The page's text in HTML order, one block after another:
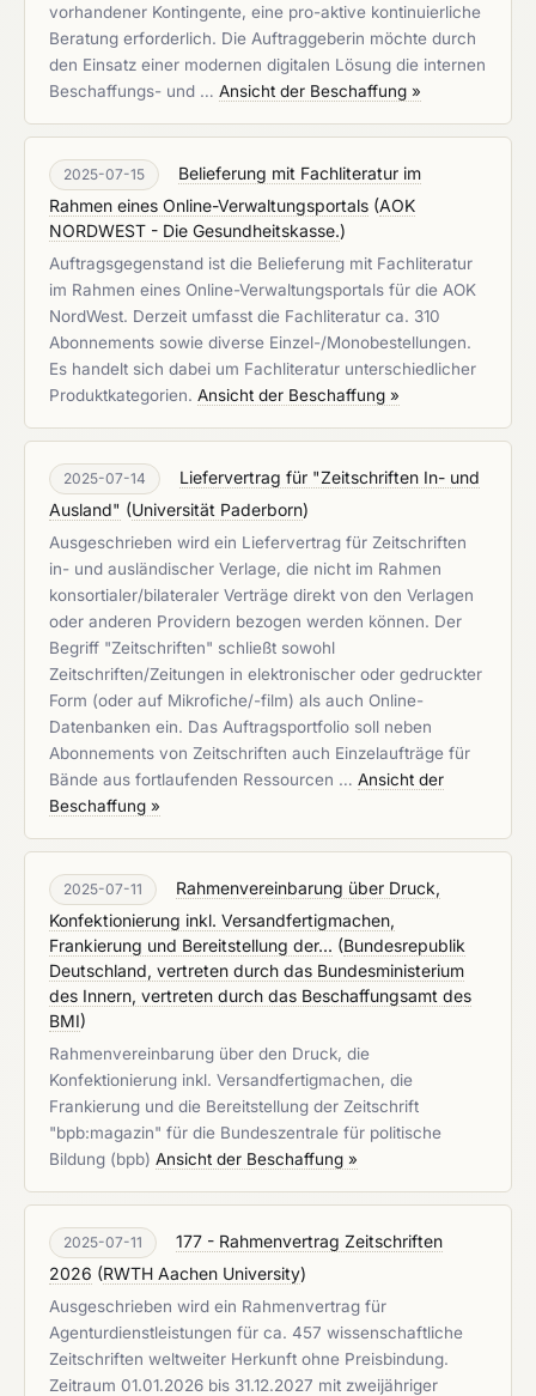
vorhandener Kontingente, eine pro-aktive kontinuierliche
Beratung erforderlich. Die Auftraggeberin möchte durch
den Einsatz einer modernen digitalen Lösung die internen
Beschaffungs- und … Ansicht der Beschaffung »
2025-07-15
Belieferung mit Fachliteratur im
Rahmen eines Online-Verwaltungsportals (AOK
NORDWEST - Die Gesundheitskasse.)
Auftragsgegenstand ist die Belieferung mit Fachliteratur
im Rahmen eines Online-Verwaltungsportals für die AOK
NordWest. Derzeit umfasst die Fachliteratur ca. 310
Abonnements sowie diverse Einzel-/Monobestellungen.
Es handelt sich dabei um Fachliteratur unterschiedlicher
Produktkategorien. Ansicht der Beschaffung »
2025-07-14
Liefervertrag für "Zeitschriften In- und
Ausland" (Universität Paderborn)
Ausgeschrieben wird ein Liefervertrag für Zeitschriften
in- und ausländischer Verlage, die nicht im Rahmen
konsortialer/bilateraler Verträge direkt von den Verlagen
oder anderen Providern bezogen werden können. Der
Begriff "Zeitschriften" schließt sowohl
Zeitschriften/Zeitungen in elektronischer oder gedruckter
Form (oder auf Mikrofiche/-film) als auch Online-
Datenbanken ein. Das Auftragsportfolio soll neben
Abonnements von Zeitschriften auch Einzelaufträge für
Bände aus fortlaufenden Ressourcen … Ansicht der
Beschaffung »
2025-07-11
Rahmenvereinbarung über Druck,
Konfektionierung inkl. Versandfertigmachen,
Frankierung und Bereitstellung der... (Bundesrepublik
Deutschland, vertreten durch das Bundesministerium
des Innern, vertreten durch das Beschaffungsamt des
BMI)
Rahmenvereinbarung über den Druck, die
Konfektionierung inkl. Versandfertigmachen, die
Frankierung und die Bereitstellung der Zeitschrift
"bpb:magazin" für die Bundeszentrale für politische
Bildung (bpb) Ansicht der Beschaffung »
2025-07-11
177 - Rahmenvertrag Zeitschriften
2026 (RWTH Aachen University)
Ausgeschrieben wird ein Rahmenvertrag für
Agenturdienstleistungen für ca. 457 wissenschaftliche
Zeitschriften weltweiter Herkunft ohne Preisbindung.
Zeitraum 01.01.2026 bis 31.12.2027 mit zweijähriger